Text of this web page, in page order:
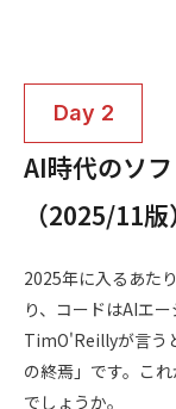
AI時代のソ
（2025/11版）
2025年に入るあた
り、コードはAIエ
TimO'Reillyが言う
の終焉」です。こ
でしょうか。